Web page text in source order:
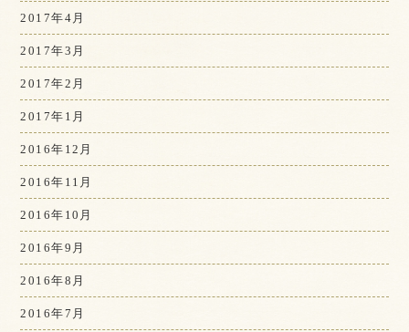
2017年4月
2017年3月
2017年2月
2017年1月
2016年12月
2016年11月
2016年10月
2016年9月
2016年8月
2016年7月